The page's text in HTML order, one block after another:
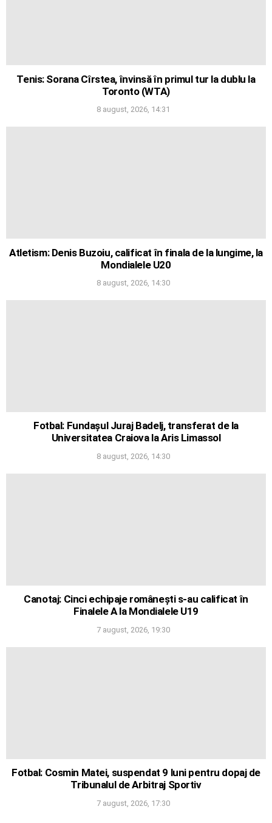
Tenis: Sorana Cîrstea, învinsă în primul tur la dublu la
Toronto (WTA)
8 august, 2026, 14:31
Atletism: Denis Buzoiu, calificat în finala de la lungime, la
Mondialele U20
8 august, 2026, 14:30
Fotbal: Fundașul Juraj Badelj, transferat de la
Universitatea Craiova la Aris Limassol
8 august, 2026, 14:30
Canotaj: Cinci echipaje românești s-au calificat în
Finalele A la Mondialele U19
7 august, 2026, 19:30
Fotbal: Cosmin Matei, suspendat 9 luni pentru dopaj de
Tribunalul de Arbitraj Sportiv
7 august, 2026, 17:30